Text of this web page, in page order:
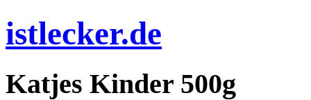
istlecker.de
Katjes Kinder 500g